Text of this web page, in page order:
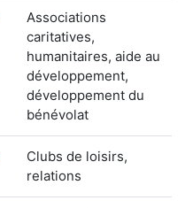
Associations
caritatives,
humanitaires, aide au
développement,
développement du
bénévolat
Clubs de loisirs,
relations